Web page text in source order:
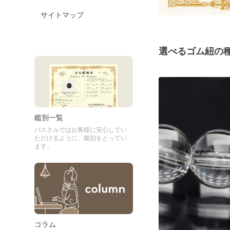
サイトマップ
鑑別一覧
パスクルではお客様に安心してい
ただけるように、鑑別をとってい
ます。
コラム
選べるゴム紐の